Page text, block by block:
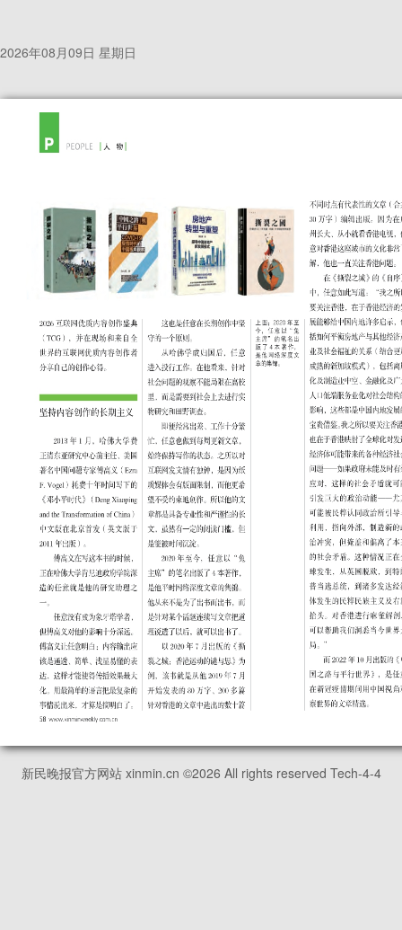
2026年08月09日 星期日
新民晚报官方网站 xinmin.cn ©2026 All rights reserved Tech-4-4